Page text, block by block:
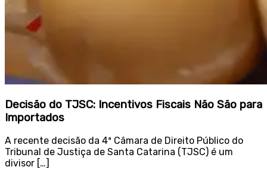
Decisão do TJSC: Incentivos Fiscais Não São para
Importados
A recente decisão da 4ª Câmara de Direito Público do
Tribunal de Justiça de Santa Catarina (TJSC) é um
divisor […]